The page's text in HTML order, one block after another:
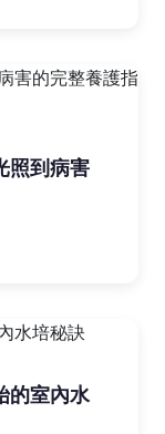
照到病害
的室內水